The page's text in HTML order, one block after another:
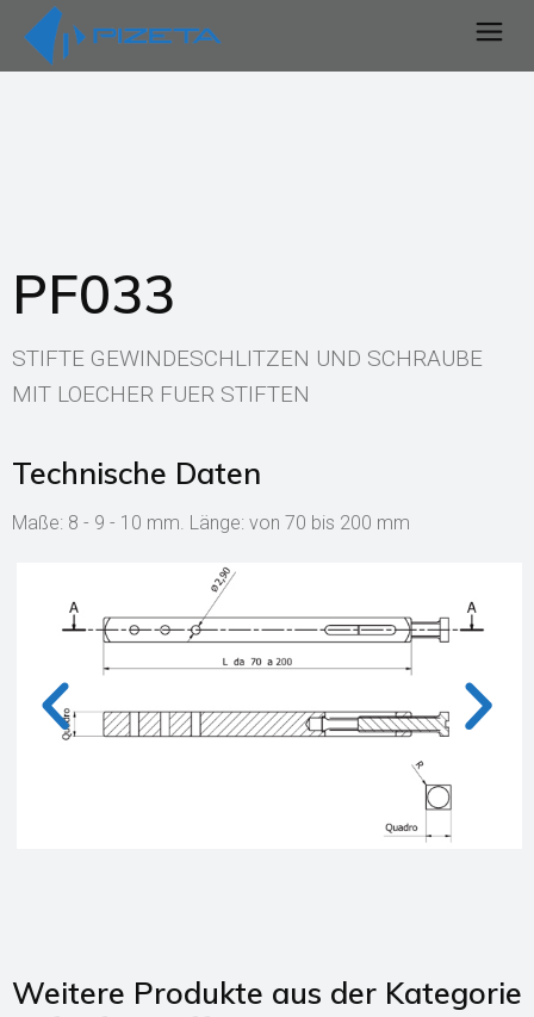
PF033
STIFTE GEWINDESCHLITZEN UND SCHRAUBE
MIT LOECHER FUER STIFTEN
Technische Daten
Maße: 8 - 9 - 10 mm. Länge: von 70 bis 200 mm
Weitere Produkte aus der Kategorie